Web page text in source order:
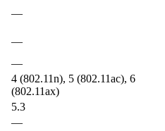
—
—
—
4 (802.11n), 5 (802.11ac), 6
(802.11ax)
5.3
—